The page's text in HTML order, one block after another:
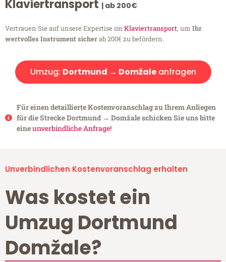
Klaviertransport | ab 200€
Vertrauen Sie auf unsere Expertise im Klaviertransport, um Ihr
wertvolles Instrument sicherab 200€ zu befördern.
Umzug: Dortmund → Domžaleanfragen
Für einen detaillierte Kostenvoranschlag zu Ihrem Anliegen
für die Strecke Dortmund → Domžale schicken Sie uns bitte
eineunverbindliche Anfrage!
Unverbindlichen Kostenvoranschlag erhalten
Was kostet ein
Umzug Dortmund
Domžale?